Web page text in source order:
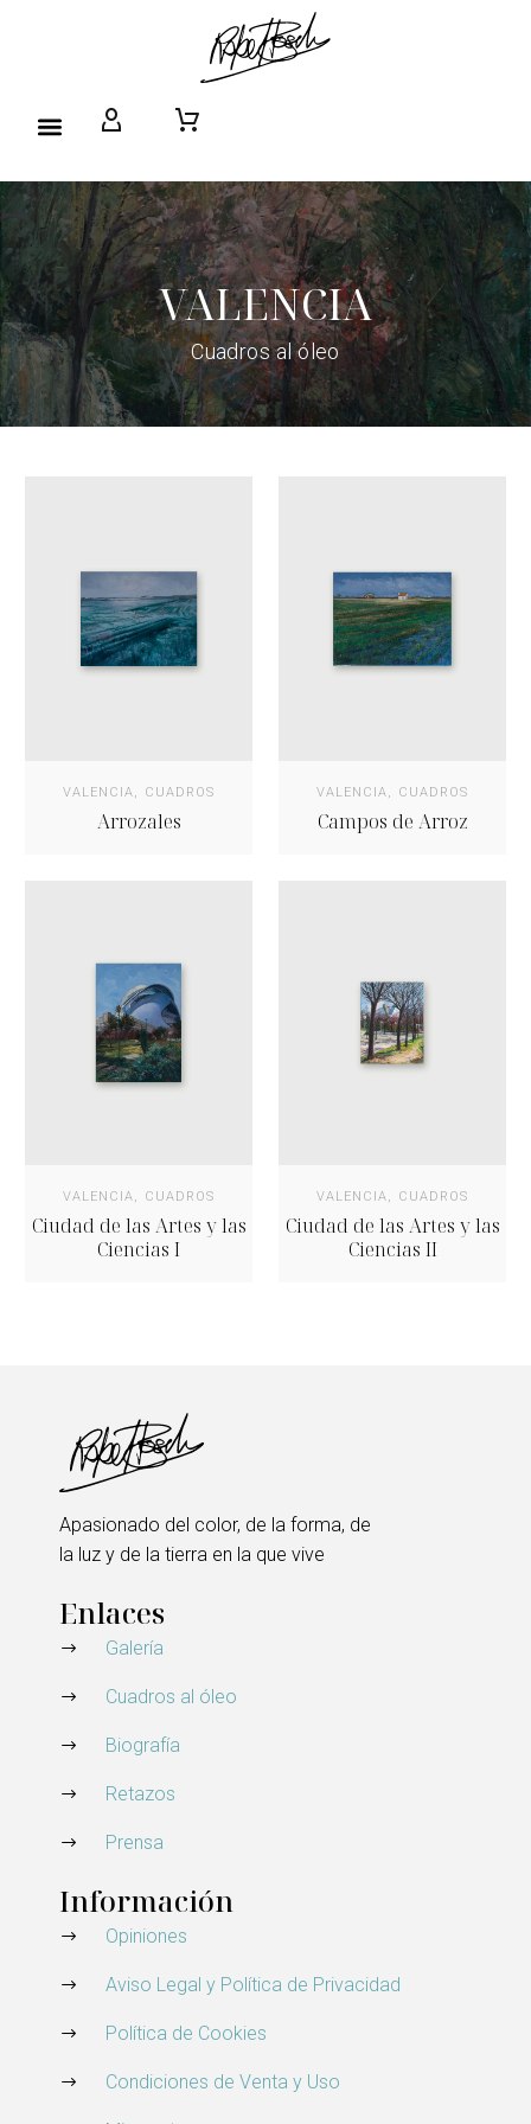
VALENCIA
Cuadros al óleo
VALENCIA, CUADROS
Arrozales
VALENCIA, CUADROS
Campos de Arroz
VALENCIA, CUADROS
Ciudad de las Artes y las
Ciencias I
VALENCIA, CUADROS
Ciudad de las Artes y las
Ciencias II
Apasionado del color, de la forma, de
la luz y de la tierra en la que vive
Enlaces
Galería
Cuadros al óleo
Biografía
Retazos
Prensa
Información
Opiniones
Aviso Legal y Política de Privacidad
Política de Cookies
Condiciones de Venta y Uso